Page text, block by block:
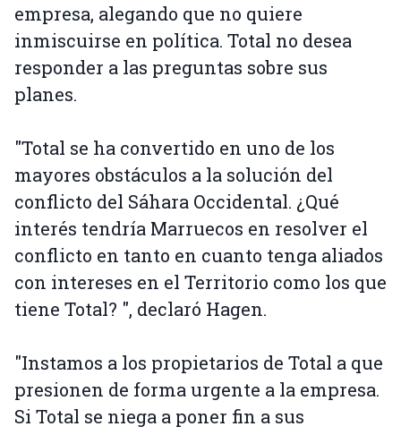
empresa, alegando que no quiere
inmiscuirse en política. Total no desea
responder a las preguntas sobre sus
planes.
"Total se ha convertido en uno de los
mayores obstáculos a la solución del
conflicto del Sáhara Occidental. ¿Qué
interés tendría Marruecos en resolver el
conflicto en tanto en cuanto tenga aliados
con intereses en el Territorio como los que
tiene Total? ", declaró Hagen.
"Instamos a los propietarios de Total a que
presionen de forma urgente a la empresa.
Si Total se niega a poner fin a sus